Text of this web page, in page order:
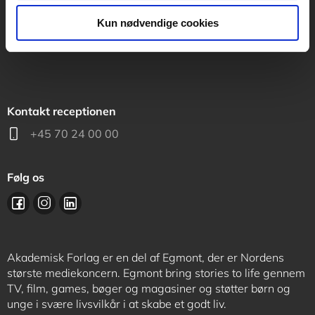
Kun nødvendige cookies
support@akademisk.dk
Kontakt receptionen
+45 70 24 00 00
Følg os
Akademisk Forlag er en del af Egmont, der er Nordens
største mediekoncern. Egmont bring stories to life gennem
TV, film, games, bøger og magasiner og støtter børn og
unge i svære livsvilkår i at skabe et godt liv.